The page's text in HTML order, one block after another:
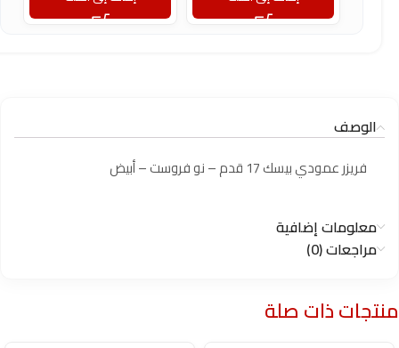
الوصف
فريزر عمودي بيسك 17 قدم – نو فروست – أبيض
معلومات إضافية
مراجعات (0)
منتجات ذات صلة